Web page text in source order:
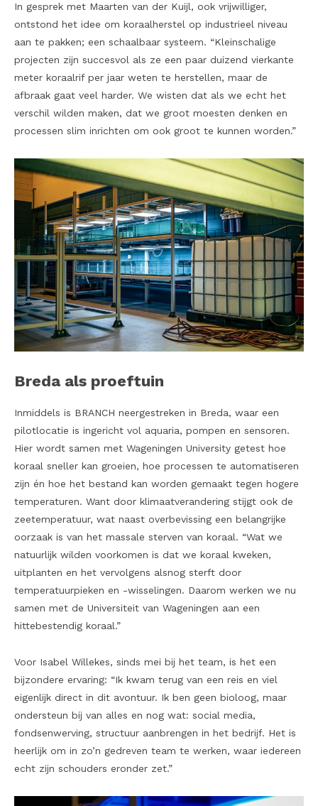
In gesprek met Maarten van der Kuijl, ook vrijwilliger,
ontstond het idee om koraalherstel op industrieel niveau
aan te pakken; een schaalbaar systeem. “Kleinschalige
projecten zijn succesvol als ze een paar duizend vierkante
meter koraalrif per jaar weten te herstellen, maar de
afbraak gaat veel harder. We wisten dat als we echt het
verschil wilden maken, dat we groot moesten denken en
processen slim inrichten om ook groot te kunnen worden.”
Breda als proeftuin
Inmiddels is BRANCH neergestreken in Breda, waar een
pilotlocatie is ingericht vol aquaria, pompen en sensoren.
Hier wordt samen met Wageningen University getest hoe
koraal sneller kan groeien, hoe processen te automatiseren
zijn én hoe het bestand kan worden gemaakt tegen hogere
temperaturen. Want door klimaatverandering stijgt ook de
zeetemperatuur, wat naast overbevissing een belangrijke
oorzaak is van het massale sterven van koraal. “Wat we
natuurlijk wilden voorkomen is dat we koraal kweken,
uitplanten en het vervolgens alsnog sterft door
temperatuurpieken en -wisselingen. Daarom werken we nu
samen met de Universiteit van Wageningen aan een
hittebestendig koraal.”
Voor Isabel Willekes, sinds mei bij het team, is het een
bijzondere ervaring: “Ik kwam terug van een reis en viel
eigenlijk direct in dit avontuur. Ik ben geen bioloog, maar
ondersteun bij van alles en nog wat: social media,
fondsenwerving, structuur aanbrengen in het bedrijf. Het is
heerlijk om in zo’n gedreven team te werken, waar iedereen
echt zijn schouders eronder zet.”